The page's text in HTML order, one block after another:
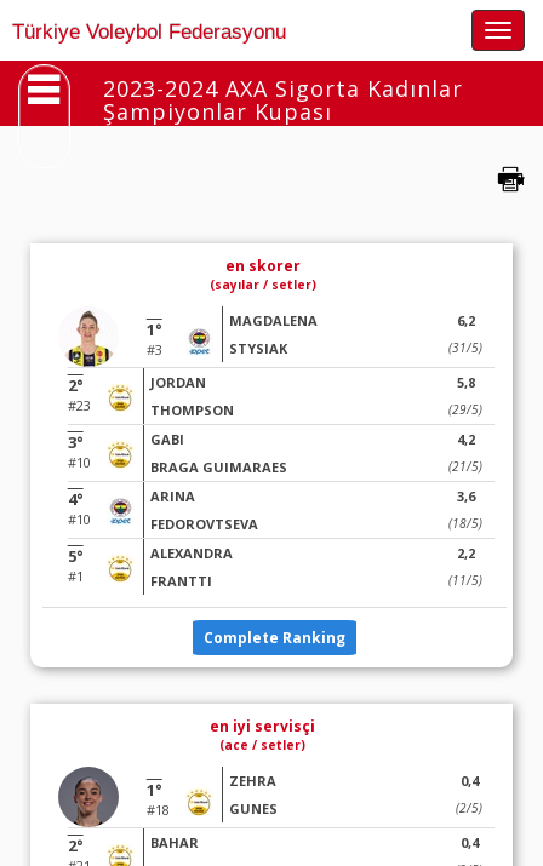
Türkiye Voleybol Federasyonu
2023-2024 AXA Sigorta Kadınlar
Şampiyonlar Kupası
en skorer
(sayılar / setler)
1°
#3
MAGDALENA
STYSIAK
6,2
(31/5)
2°
#23
JORDAN
THOMPSON
5,8
(29/5)
3°
#10
GABI
BRAGA GUIMARAES
4,2
(21/5)
4°
#10
ARINA
FEDOROVTSEVA
3,6
(18/5)
5°
#1
ALEXANDRA
FRANTTI
2,2
(11/5)
Complete Ranking
en iyi servisçi
(ace / setler)
1°
#18
ZEHRA
GUNES
0,4
(2/5)
2°
BAHAR
0,4